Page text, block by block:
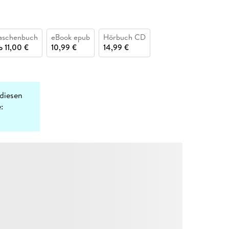
11,00 €
eBook epub
10,99 €
Hörbuch CD
14,99 €